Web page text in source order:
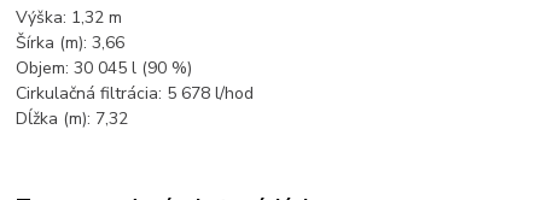
Výška: 1,32 m
Šírka (m): 3,66
Objem: 30 045 l (90 %)
Cirkulačná filtrácia: 5 678 l/hod
Dĺžka (m): 7,32